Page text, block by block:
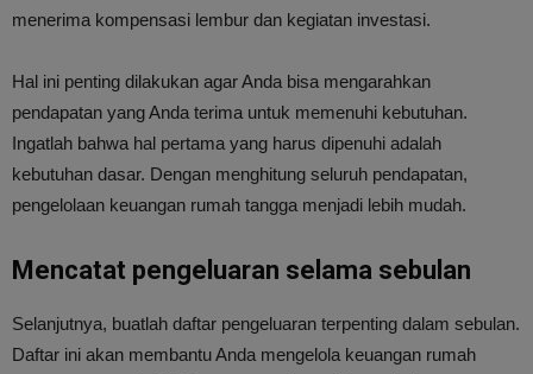
menerima kompensasi lembur dan kegiatan investasi.
Hal ini penting dilakukan agar Anda bisa mengarahkan
pendapatan yang Anda terima untuk memenuhi kebutuhan.
Ingatlah bahwa hal pertama yang harus dipenuhi adalah
kebutuhan dasar. Dengan menghitung seluruh pendapatan,
pengelolaan keuangan rumah tangga menjadi lebih mudah.
Mencatat pengeluaran selama sebulan
Selanjutnya, buatlah daftar pengeluaran terpenting dalam sebulan.
Daftar ini akan membantu Anda mengelola keuangan rumah